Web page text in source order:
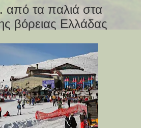
από τα παλιά στα
βόρειας Ελλάδας